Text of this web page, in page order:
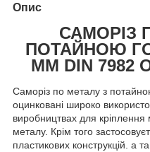
Опис
САМОРІЗ
ПОТАЙНОЮ
ММ DIN
Саморіз по металу з
оцинковані широко
виробництвах для кріплення
металу. Крім того
пластикових конструкцій. а